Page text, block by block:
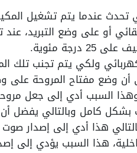
عندما يتم تشغيل
أو على وضع التبريد،
مئوية.
ولكي يتم تجنب تلك
أن وضع مفتاح المروحة
السبب أدي إلى جعل
كامل وبالتالي يفضل
هذا أدي إلى إصدار
هذا السبب يؤدي إلى